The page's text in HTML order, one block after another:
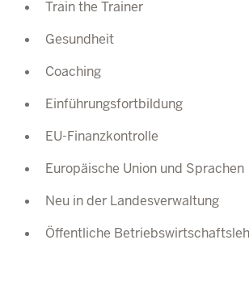
Train the Trainer
Gesundheit
Coaching
Einführungsfortbildung
EU-Finanzkontrolle
Europäische Union und Sprachen
Neu in der Landesverwaltung
Öffentliche